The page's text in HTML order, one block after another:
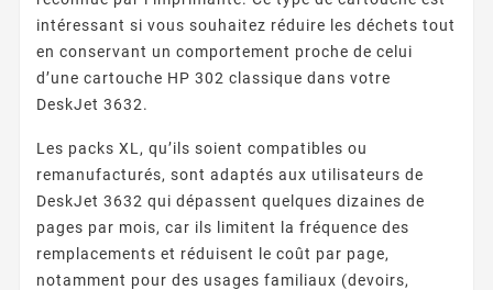
intéressant si vous souhaitez réduire les déchets tout
en conservant un comportement proche de celui
d’une cartouche HP 302 classique dans votre
DeskJet 3632.
Les packs XL, qu’ils soient compatibles ou
remanufacturés, sont adaptés aux utilisateurs de
DeskJet 3632 qui dépassent quelques dizaines de
pages par mois, car ils limitent la fréquence des
remplacements et réduisent le coût par page,
notamment pour des usages familiaux (devoirs,